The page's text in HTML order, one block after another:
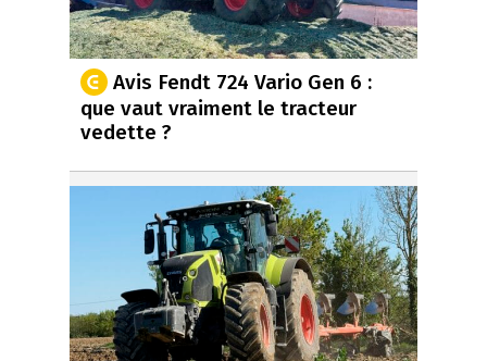
Avis Fendt 724 Vario Gen 6 :
que vaut vraiment le tracteur
vedette ?